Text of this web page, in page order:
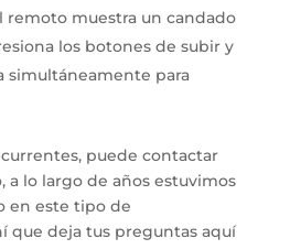
remoto muestra un candado
los botones de subir y
simultáneamente para
puede contactar
a lo largo de años estuvimos
en este tipo de
que deja tus preguntas aquí